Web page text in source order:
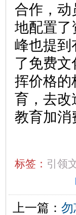
合作，动
地配置了
峰也提到
了免费
挥价格的
育，去改
教育加消
标签： 引领
上一篇： 勿